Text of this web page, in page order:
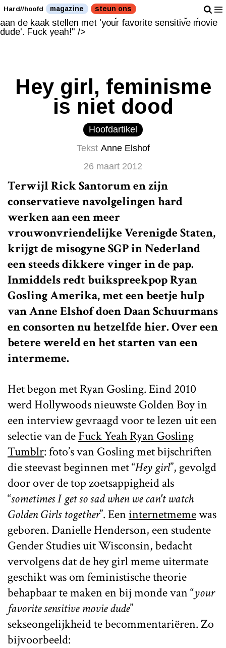
Seksongelijkheid aan de kaak stellen met 'your favorite
sensitive movie dude'. Fuck yeah!" />
Seksongelijkheid
aan de kaak stellen met 'your favorite sensitive movie
dude'. Fuck yeah!" />
Hard//hoofd magazine steun ons
Hey girl, feminisme
is niet dood
Hoofdartikel
Tekst Anne Elshof
26 maart 2012
Terwijl Rick Santorum en zijn
conservatieve navolgelingen hard
werken aan een meer
vrouwonvriendelijke Verenigde Staten,
krijgt de misogyne SGP in Nederland
een steeds dikkere vinger in de pap.
Inmiddels redt buikspreekpop Ryan
Gosling Amerika, met een beetje hulp
van Anne Elshof doen Daan Schuurmans
en consorten nu hetzelfde hier. Over een
betere wereld en het starten van een
intermeme.
Het begon met Ryan Gosling. Eind 2010
werd Hollywoods nieuwste Golden Boy in
een interview gevraagd voor te lezen uit een
selectie van deFuck Yeah Ryan Gosling
Tumblr: foto’s van Gosling met bijschriften
die steevast beginnen met “Hey girl”, gevolgd
door over de top zoetsappigheid als
“sometimes I get so sad when we can't watch
Golden Girls together”. Eeninternetmemewas
geboren. Danielle Henderson, een studente
Gender Studies uit Wisconsin, bedacht
vervolgens dat de hey girl meme uitermate
geschikt was om feministische theorie
behapbaar te maken en bij monde van “your
favorite sensitive movie dude”
sekseongelijkheid te becommentariëren. Zo
bijvoorbeeld: